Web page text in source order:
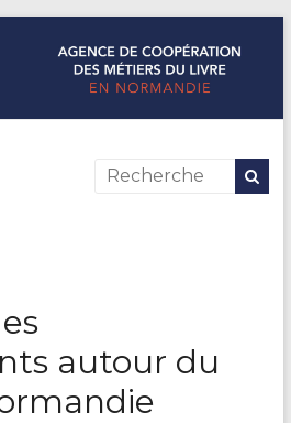
& Lecture
des métiers du livre en Normandie
autour du